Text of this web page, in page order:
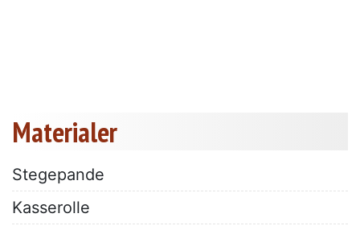
Materialer
Stegepande
Kasserolle